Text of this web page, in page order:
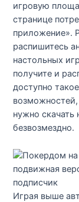
игровую
странице
приложение».
распишитесь
настольных
получите и
доступно
возможностей,
нужно скачать
безвозмездно.
Играя выше